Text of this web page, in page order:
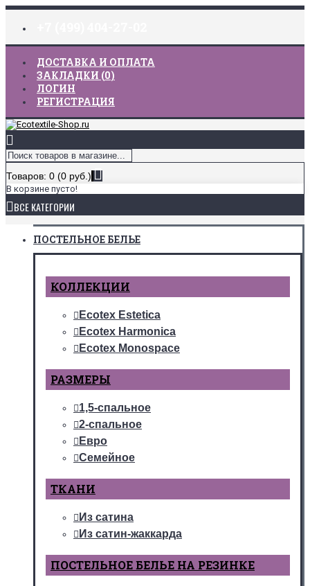
ДОСТАВКА И ОПЛАТА
ЗАКЛАДКИ (0)
ЛОГИН
РЕГИСТРАЦИЯ
Товаров: 0 (0 руб.)
В корзине пусто!
ВСЕ КАТЕГОРИИ
ПОСТЕЛЬНОЕ БЕЛЬЕ
КОЛЛЕКЦИИ
Ecotex Estetica
Ecotex Harmonica
Ecotex Monospace
РАЗМЕРЫ
1,5-спальное
2-спальное
Евро
Семейное
ТКАНИ
Из сатина
Из сатин-жаккарда
ПОСТЕЛЬНОЕ БЕЛЬЕ НА РЕЗИНКЕ